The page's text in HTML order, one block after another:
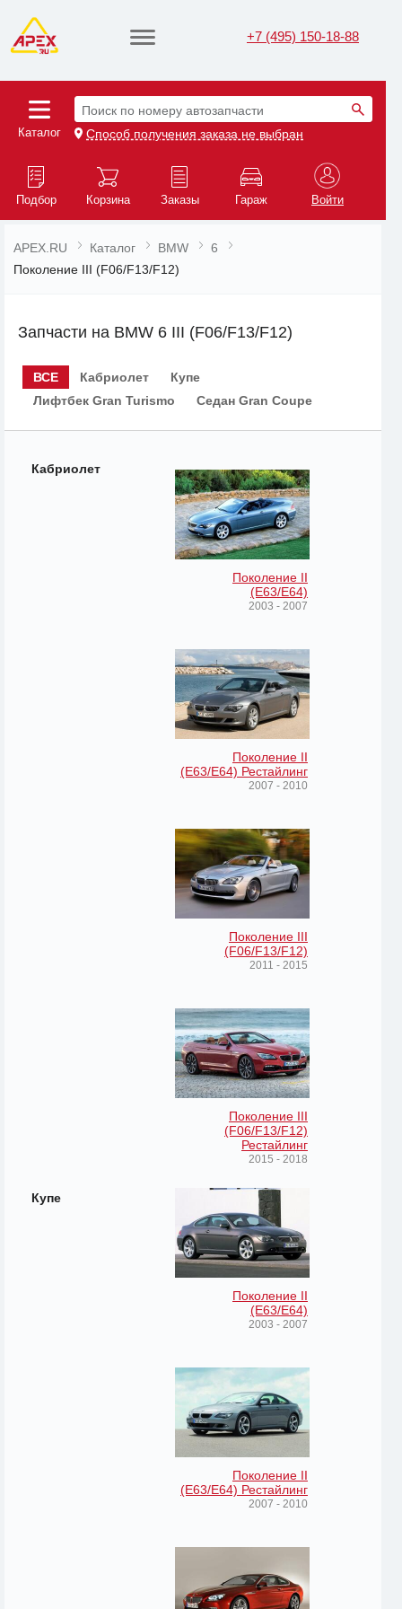
+7 (495) 150-18-88
Каталог
Поиск по номеру автозапчасти
Способ получения заказа не выбран
Подбор Корзина Заказы Гараж Войти
APEX.RU Каталог BMW
6
Поколение III (F06/F13/F12)
Запчасти на BMW 6 III (F06/F13/F12)
ВСЕ Кабриолет
Купе
Лифтбек Gran Turismo
Седан Gran Coupe
Кабриолет
Поколение II
(E63/E64)
2003 - 2007
Поколение II
(E63/E64) Рестайлинг
2007 - 2010
Поколение III
(F06/F13/F12)
2011 - 2015
Поколение III
(F06/F13/F12)
Рестайлинг
2015 - 2018
Купе
Поколение II
(E63/E64)
2003 - 2007
Поколение II
(E63/E64) Рестайлинг
2007 - 2010